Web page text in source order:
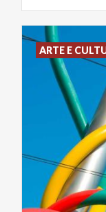
ARTE E